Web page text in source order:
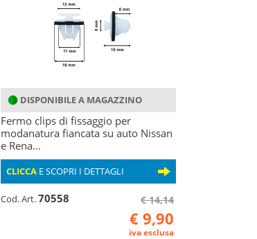
DISPONIBILE A MAGAZZINO
Fermo clips di fissaggio per
modanatura fiancata su auto Nissan
e Rena...
CLICCA E SCOPRI I DETTAGLI
Cod. Art.70558 € 14,14
€ 9,90
iva esclusa